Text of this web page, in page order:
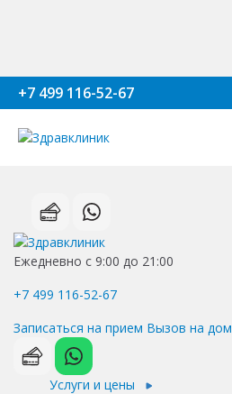
+7 499 116-52-67
Ежедневно с 9:00 до 21:00
+7 499 116-52-67
Записаться на прием Вызов на дом
Услуги и цены